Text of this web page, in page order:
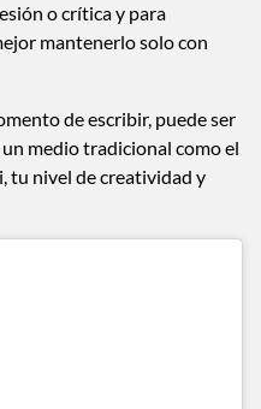
o crítica y para
mantenerlo solo con
de escribir, puede ser
medio tradicional como el
tu nivel de creatividad y